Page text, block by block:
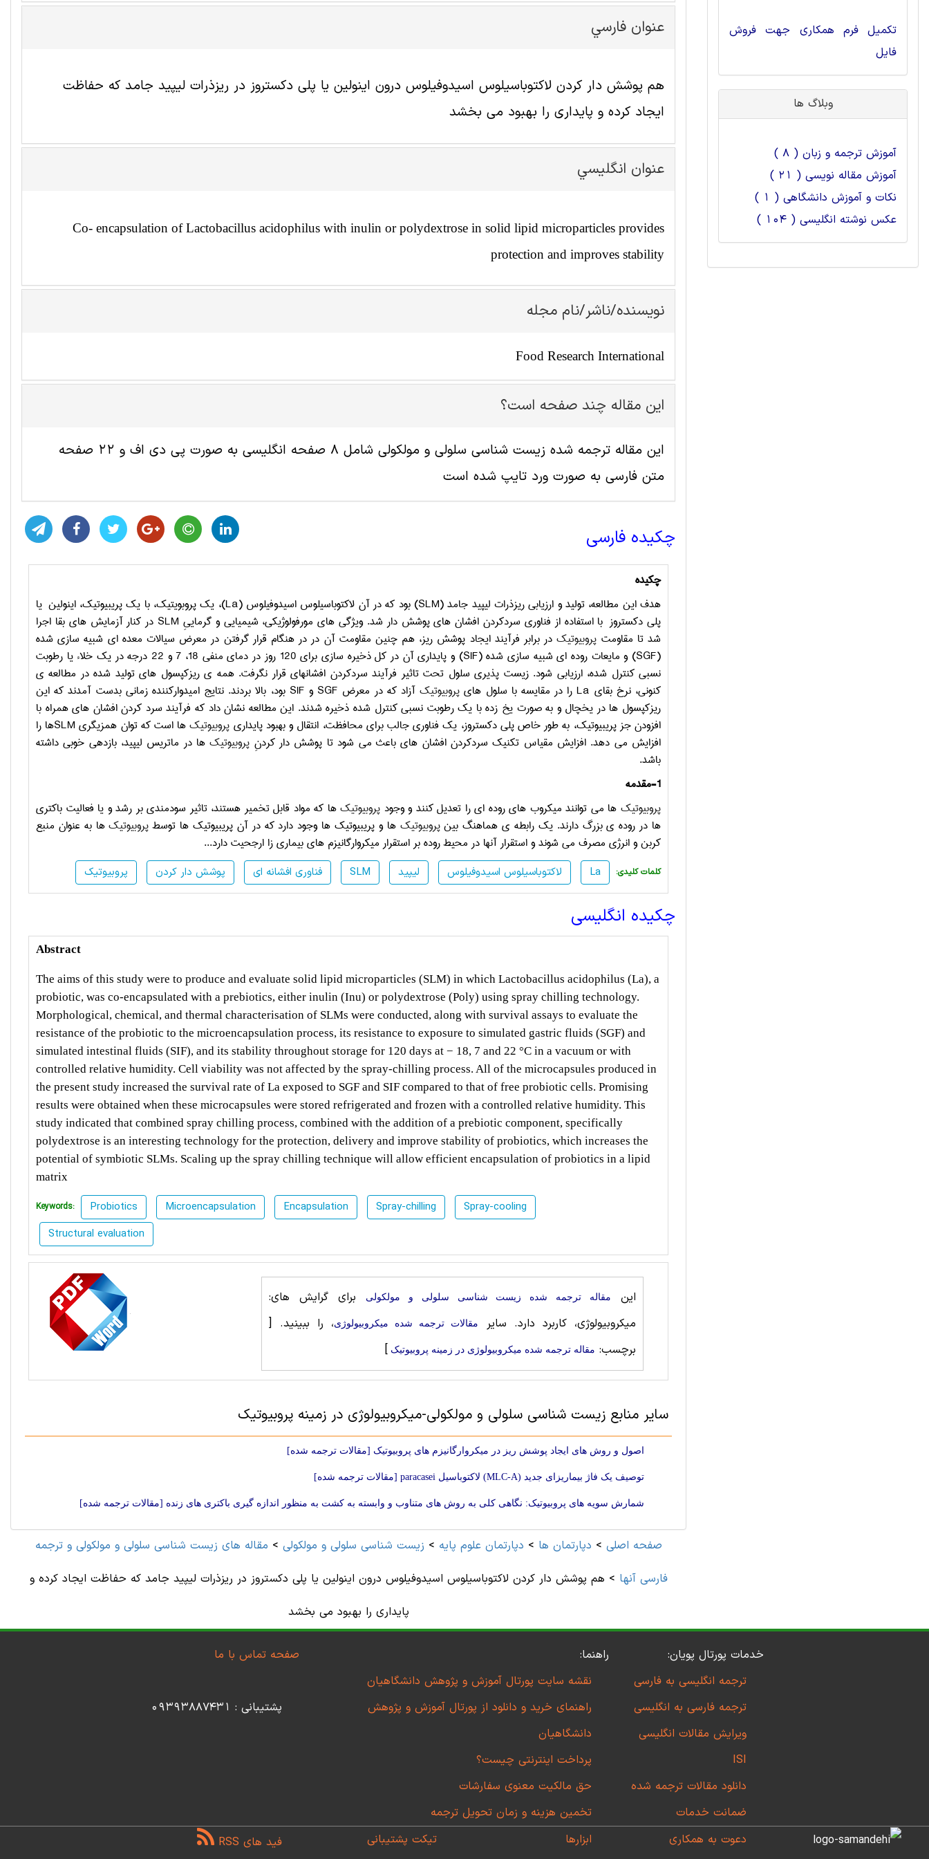
عنوان فارسي
هم پوشش دار کردن لاکتوباسیلوس اسیدوفیلوس درون اینولین یا پلی دکستروز در ریزذرات لیپید جامد که حفاظت
ایجاد کرده و پایداری را بهبود می بخشد
عنوان انگليسي
Co- encapsulation of Lactobacillus acidophilus with inulin or polydextrose in solid lipid microparticles provides
protection and improves stability
نویسنده/ناشر/نام مجله
Food Research International
این مقاله چند صفحه است؟
این مقاله ترجمه شده زیست شناسی سلولی و مولکولی شامل 8 صفحه انگلیسی به صورت پی دی اف و 22 صفحه
متن فارسی به صورت ورد تایپ شده است
چکیده فارسی
چکیده
هدف این مطالعه، تولید و ارزیابی ریزذرات لیپید جامد (SLM) بود که در آن لاکتوباسیلوس اسیدوفیلوس (La)، یک پروبویتیک، با یک پریبیوتیک، اینولین یا
پلی دکستروز با استفاده از فناوری سردکردن افشان ه­ای پوشش دار شد. ویژگی های مورفولوژیکی، شیمیایی و گرماییِ SLM در کنار آزمایش های بقا اجرا
شد تا مقاومت پروبیوتیکدر برابر فرآیند ایجاد پوشش ریز، هم چنین مقاومت آن در در هنگام قرار گرفتن در معرض سیالات معده ای شبیه سازی شده
(
SGF) و مایعات روده ای شبیه سازی شده (SIF
) و پایداری آن در کل ذخیره سازی برای 120 روز در دمای منفی 18، 7 و 22 درجه در یک خلاء یا رطوبت
نسبی کنترل شده، ارزیابی شود. زیست پذیری سلول تحت تاثیر فرآیند سردکردن افشانه­ای قرار نگرفت. همه ی ریزکپسول های تولید شده در مطالعه ی
کنونی، نرخ بقای La را در مقایسه با سلول های پروبیوتیکآزاد که در معرض SGF و SIF بود، بالا بردند. نتایج امیدوارکننده زمانی بدست آمدند که این
ریزکپسول ها در یخچال و به صورت یخ زده با یک رطوبت نسبی کنترل شده ذخیره شدند. این مطالعه نشان داد که فرآیند سرد کردن افشان ه­ای همراه با
افزودن جز پریبیوتیک، به طور خاص پلی دکستروز، یک فناوری جالب برای محافظت، انتقال و بهبود پایداری پروبیوتیکها است که توان همزیگری SLMها را
افزایش می دهد. افزایش مقیاس تکنیک سردکردن افشان ه­ای باعث می شود تا پوشش دار کردنِ پروبیوتیکها در ماتریس لیپید، بازدهی خوبی داشته
باشد.
1- مقدمه
پروبیوتیکها می توانند میکروب های روده ای را تعدیل کنند و وجود پروبیوتیکها که مواد قابل تخمیر هستند، تاثیر سودمندی بر رشد و یا فعالیت باکتری
ها در روده ی بزرگ دارند. یک رابطه­ ی هماهنگ بینپروبیوتیک ها و پریبیوتیک ها وجود دارد که در آن پریبیوتیک ها توسطپروبیوتیکها به عنوان منبع
کربن و انرژی مصرف می شوند و استقرار آنها در محیط روده بر استقرار میکروارگانیزم های بیماری زا ارجحیت دارد...
پروبیوتیک پوشش دار کردن فناوری افشانه ای SLM لیپید لاکتوباسیلوس اسیدوفیلوس La :کلمات کلیدی
چکیده انگلیسی
Abstract
The aims of this study were to produce and evaluate solid lipid microparticles (SLM) in which Lactobacillus acidophilus (La), a
probiotic, was co-encapsulated with a prebiotics, either inulin (Inu) or polydextrose (Poly) using spray chilling technology.
Morphological, chemical, and thermal characterisation of SLMs were conducted, along with survival assays to evaluate the
resistance of the probiotic to the microencapsulation process, its resistance to exposure to simulated gastric fluids (SGF) and
simulated intestinal fluids (SIF), and its stability throughout storage for 120 days at − 18, 7 and 22 °C in a vacuum or with
controlled relative humidity. Cell viability was not affected by the spray-chilling process. All of the microcapsules produced in
the present study increased the survival rate of La exposed to SGF and SIF compared to that of free probiotic cells. Promising
results were obtained when these microcapsules were stored refrigerated and frozen with a controlled relative humidity. This
study indicated that combined spray chilling process, combined with the addition of a prebiotic component, specifically
polydextrose is an interesting technology for the protection, delivery and improve stability of probiotics, which increases the
potential of symbiotic SLMs. Scaling up the spray chilling technique will allow efficient encapsulation of probiotics in a lipid
matrix
Keywords: Probiotics Microencapsulation Encapsulation Spray-chilling
Spray-cooling
Structural evaluation
این مقاله ترجمه شده زیست شناسی سلولی و مولکولی
برای گرایش های:
میکروبیولوژی، کاربرد دارد. سایر
مقالات ترجمه شده میکروبیولوژی، را ببینید. [
برچسب: مقاله ترجمه شده میکروبیولوژی در زمینه پروبیوتیک ]
سایر منابع زیست شناسی سلولی و مولکولی-میکروبیولوژی در زمینه پروبیوتیک
اصول و روش های ایجاد پوشش ریز در میکروارگانیزم های پروبیوتیک [مقالات ترجمه شده]
توصیف یک فاژ بیماریزای جدید (MLC-A) لاکتوباسیل paracasei [مقالات ترجمه شده]
شمارش سویه های پروبیوتیک: نگاهی کلی به روش های متناوب و وابسته به کشت به منظور اندازه گیری باکتری های زنده [مقالات ترجمه شده]
صفحه اصلی > دپارتمان ها > دپارتمان علوم پايه > زیست شناسی سلولی و مولکولی > مقاله های زیست شناسی سلولی و مولکولی و ترجمه
فارسی آنها > هم پوشش دار کردن لاکتوباسیلوس اسیدوفیلوس درون اینولین یا پلی دکستروز در ریزذرات لیپید جامد که حفاظت ایجاد کرده و
پایداری را بهبود می بخشد
تکمیل فرم همکاری جهت فروش
فایل
وبلاگ ها
آموزش ترجمه و زبان ( 8 )
آموزش مقاله نویسی ( 21 )
نکات و آموزش دانشگاهی ( 1 )
عکس نوشته انگلیسی ( 104 )
خدمات پورتال پویان:
ترجمه انگلیسی به فارسی
ترجمه فارسی به انگلیسی
ویرایش مقالات انگلیسی
ISI
دانلود مقالات ترجمه شده
ضمانت خدمات
راهنما:
نقشه سایت پورتال آموزش و پژوهش دانشگاهیان
راهنمای خرید و دانلود از پورتال آموزش و پژوهش
دانشگاهیان
پرداخت اینترنتی چیست؟
حق مالکیت معنوی سفارشات
تخمین هزینه و زمان تحویل ترجمه
صفحه تماس با ما
پشتیبانی : 09393887431
دعوت به همکاری ابزارها تیکت پشتیبانی فید های RSS